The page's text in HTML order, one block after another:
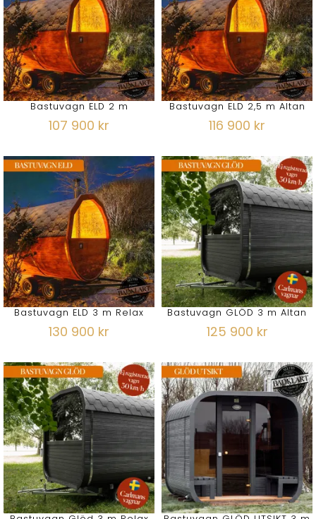
Bastuvagn ELD 2 m
107 900 kr
Bastuvagn ELD 2,5 m Altan
116 900 kr
Bastuvagn ELD 3 m Relax
130 900 kr
Bastuvagn GLÖD 3 m Altan
125 900 kr